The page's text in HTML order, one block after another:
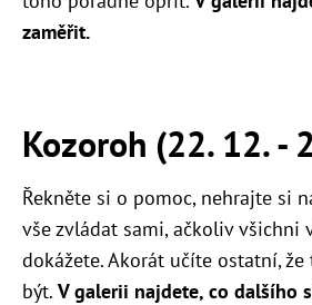
zaměřit.
Kozoroh (22. 12. -
Řekněte si o pomoc, nehrajte si
vše zvládat sami, ačkoliv všichni
dokážete. Akorát učíte ostatní,
být. V galerii najdete, co dalšího